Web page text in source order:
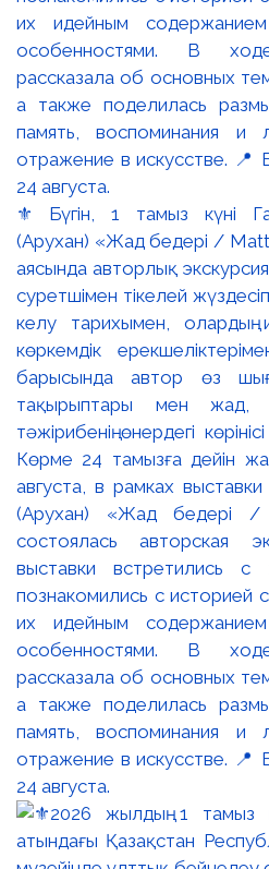
⚜️ Бүгін, 1 тамыз күні
(Арухан) «Жад бедері /
аясында авторлық
суретшімен тікелей
келу тарихымен, олардың
көркемдік
барысында автор өз
тақырыптары мен жад,
тәжірибенің өнердегі
Көрме 24 тамызға дейін
августа, в рамках
(Арухан) «Жад бедері
состоялась авторская
выставки встретились
познакомились с историей
их идейным
особенностями. В
рассказала об основных
а также поделилась
память, воспоминания и
отражение в искусстве. 📍
24 августа.